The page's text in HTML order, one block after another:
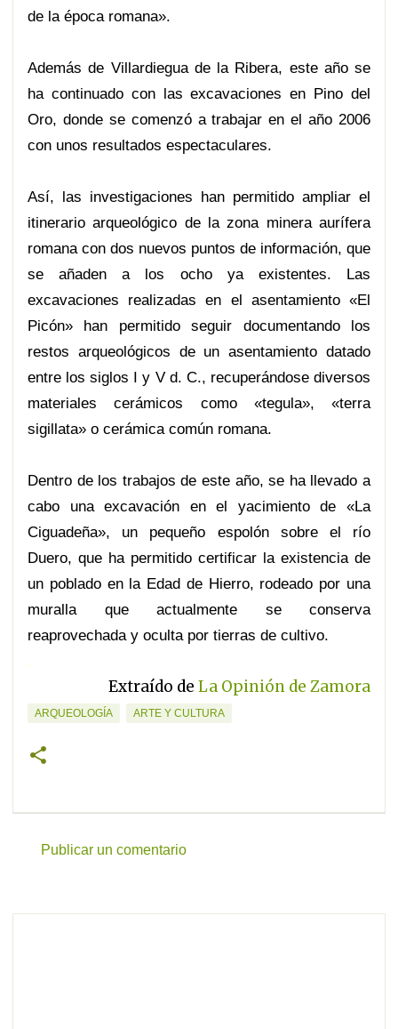
de la época romana».
Además de Villardiegua de la Ribera, este año se
ha continuado con las excavaciones en Pino del
Oro, donde se comenzó a trabajar en el año 2006
con unos resultados espectaculares.
Así, las investigaciones han permitido ampliar el
itinerario arqueológico de la zona minera aurífera
romana con dos nuevos puntos de información, que
se añaden a los ocho ya existentes. Las
excavaciones realizadas en el asentamiento «El
Picón» han permitido seguir documentando los
restos arqueológicos de un asentamiento datado
entre los siglos I y V d. C., recuperándose diversos
materiales cerámicos como «tegula», «terra
sigillata» o cerámica común romana.
Dentro de los trabajos de este año, se ha llevado a
cabo una excavación en el yacimiento de «La
Ciguadeña», un pequeño espolón sobre el río
Duero, que ha permitido certificar la existencia de
un poblado en la Edad de Hierro, rodeado por una
muralla que actualmente se conserva
reaprovechada y oculta por tierras de cultivo.
.
Extraído de La Opinión de Zamora
ARQUEOLOGÍA ARTE Y CULTURA
Publicar un comentario